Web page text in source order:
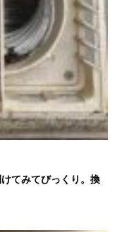
てみてびっくり。換